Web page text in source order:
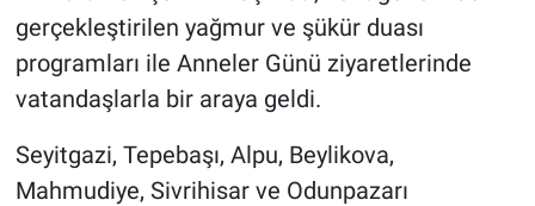
gerçekleştirilen yağmur ve şükür duası
programları ile Anneler Günü ziyaretlerinde
vatandaşlarla bir araya geldi.
Seyitgazi, Tepebaşı, Alpu, Beylikova,
Mahmudiye, Sivrihisar ve Odunpazarı
Magazin
Bilim ve Teknoloji